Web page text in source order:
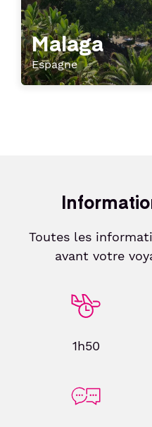
Malaga
Espagne
Toutes les
avant votre
1h50